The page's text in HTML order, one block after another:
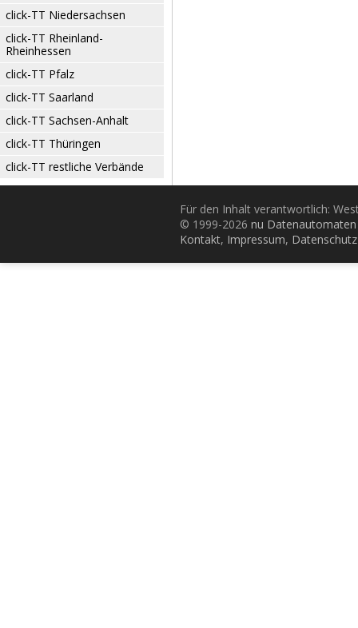
click-TT Niedersachsen
click-TT Rheinland-
Rheinhessen
click-TT Pfalz
click-TT Saarland
click-TT Sachsen-Anhalt
click-TT Thüringen
click-TT restliche Verbände
Für den Inhalt verantwortlich:
© 1999-2026 nu
Kontakt, Impressum, Datenschutz